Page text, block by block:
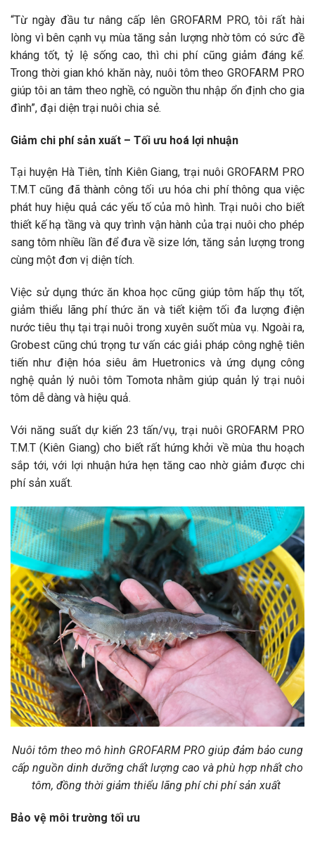
“Từ ngày đầu tư nâng cấp lên GROFARM PRO, tôi rất hài
lòng vì bên cạnh vụ mùa tăng sản lượng nhờ tôm có sức đề
kháng tốt, tỷ lệ sống cao, thì chi phí cũng giảm đáng kể.
Trong thời gian khó khăn này, nuôi tôm theo GROFARM PRO
giúp tôi an tâm theo nghề, có nguồn thu nhập ổn định cho gia
đình”, đại diện trại nuôi chia sẻ.
Giảm chi phí sản xuất – Tối ưu hoá lợi nhuận
Tại huyện Hà Tiên, tỉnh Kiên Giang, trại nuôi GROFARM PRO
T.M.T cũng đã thành công tối ưu hóa chi phí thông qua việc
phát huy hiệu quả các yếu tố của mô hình. Trại nuôi cho biết
thiết kế hạ tầng và quy trình vận hành của trại nuôi cho phép
sang tôm nhiều lần để đưa về size lớn, tăng sản lượng trong
cùng một đơn vị diện tích.
Việc sử dụng thức ăn khoa học cũng giúp tôm hấp thụ tốt,
giảm thiểu lãng phí thức ăn và tiết kiệm tối đa lượng điện
nước tiêu thụ tại trại nuôi trong xuyên suốt mùa vụ. Ngoài ra,
Grobest cũng chú trọng tư vấn các giải pháp công nghệ tiên
tiến như điện hóa siêu âm Huetronics và ứng dụng công
nghệ quản lý nuôi tôm Tomota nhằm giúp quản lý trại nuôi
tôm dễ dàng và hiệu quả.
Với năng suất dự kiến 23 tấn/vụ, trại nuôi GROFARM PRO
T.M.T (Kiên Giang) cho biết rất hứng khởi về mùa thu hoạch
sắp tới, với lợi nhuận hứa hẹn tăng cao nhờ giảm được chi
phí sản xuất.
Nuôi tôm theo mô hình GROFARM PRO giúp đảm bảo cung
cấp nguồn dinh dưỡng chất lượng cao và phù hợp nhất cho
tôm, đồng thời giảm thiểu lãng phí chi phí sản xuất
Bảo vệ môi trường tối ưu